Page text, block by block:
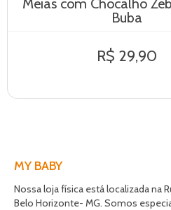
Meias com Chocalho
Buba
R$ 29,90
MY BABY
Nossa loja física está localizada na
Belo Horizonte- MG. Somos